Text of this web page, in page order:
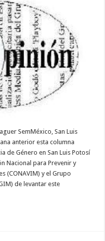
SemMéxico, San Luis
anterior esta columna
de Género en San Luis Potosí
Nacional para Prevenir y
(CONAVIM) y el Grupo
de levantar este